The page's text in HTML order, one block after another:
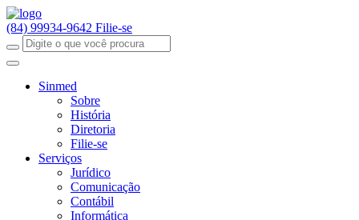
(84) 99934-9642 Filie-se
Sinmed
Sobre
História
Diretoria
Filie-se
Serviços
Jurídico
Comunicação
Contábil
Informática